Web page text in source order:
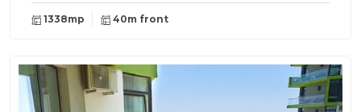
1338mp 40m front